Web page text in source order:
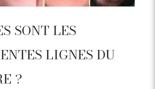
SONT LES
LIGNES DU
?